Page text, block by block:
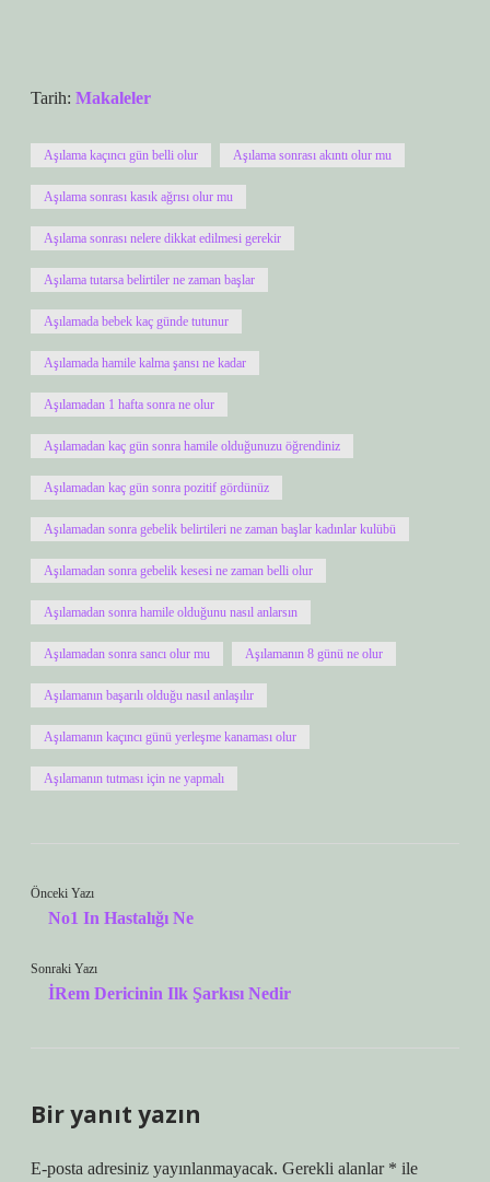
Tarih: Makaleler
Aşılama kaçıncı gün belli olur Aşılama sonrası akıntı olur mu
Aşılama sonrası kasık ağrısı olur mu
Aşılama sonrası nelere dikkat edilmesi gerekir
Aşılama tutarsa belirtiler ne zaman başlar
Aşılamada bebek kaç günde tutunur
Aşılamada hamile kalma şansı ne kadar
Aşılamadan 1 hafta sonra ne olur
Aşılamadan kaç gün sonra hamile olduğunuzu öğrendiniz
Aşılamadan kaç gün sonra pozitif gördünüz
Aşılamadan sonra gebelik belirtileri ne zaman başlar kadınlar kulübü
Aşılamadan sonra gebelik kesesi ne zaman belli olur
Aşılamadan sonra hamile olduğunu nasıl anlarsın
Aşılamadan sonra sancı olur mu Aşılamanın 8 günü ne olur
Aşılamanın başarılı olduğu nasıl anlaşılır
Aşılamanın kaçıncı günü yerleşme kanaması olur
Aşılamanın tutması için ne yapmalı
Önceki Yazı
No1 In Hastalığı Ne
Sonraki Yazı
İRem Dericinin Ilk Şarkısı Nedir
Bir yanıt yazın
E-posta adresiniz yayınlanmayacak. Gerekli alanlar * ile